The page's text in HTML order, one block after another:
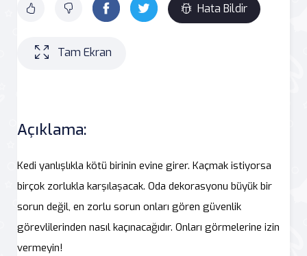
Hata Bildir
Tam Ekran
Açıklama:
Kedi yanlışlıkla kötü birinin evine girer. Kaçmak istiyorsa
birçok zorlukla karşılaşacak. Oda dekorasyonu büyük bir
sorun değil, en zorlu sorun onları gören güvenlik
görevlilerinden nasıl kaçınacağıdır. Onları görmelerine izin
vermeyin!